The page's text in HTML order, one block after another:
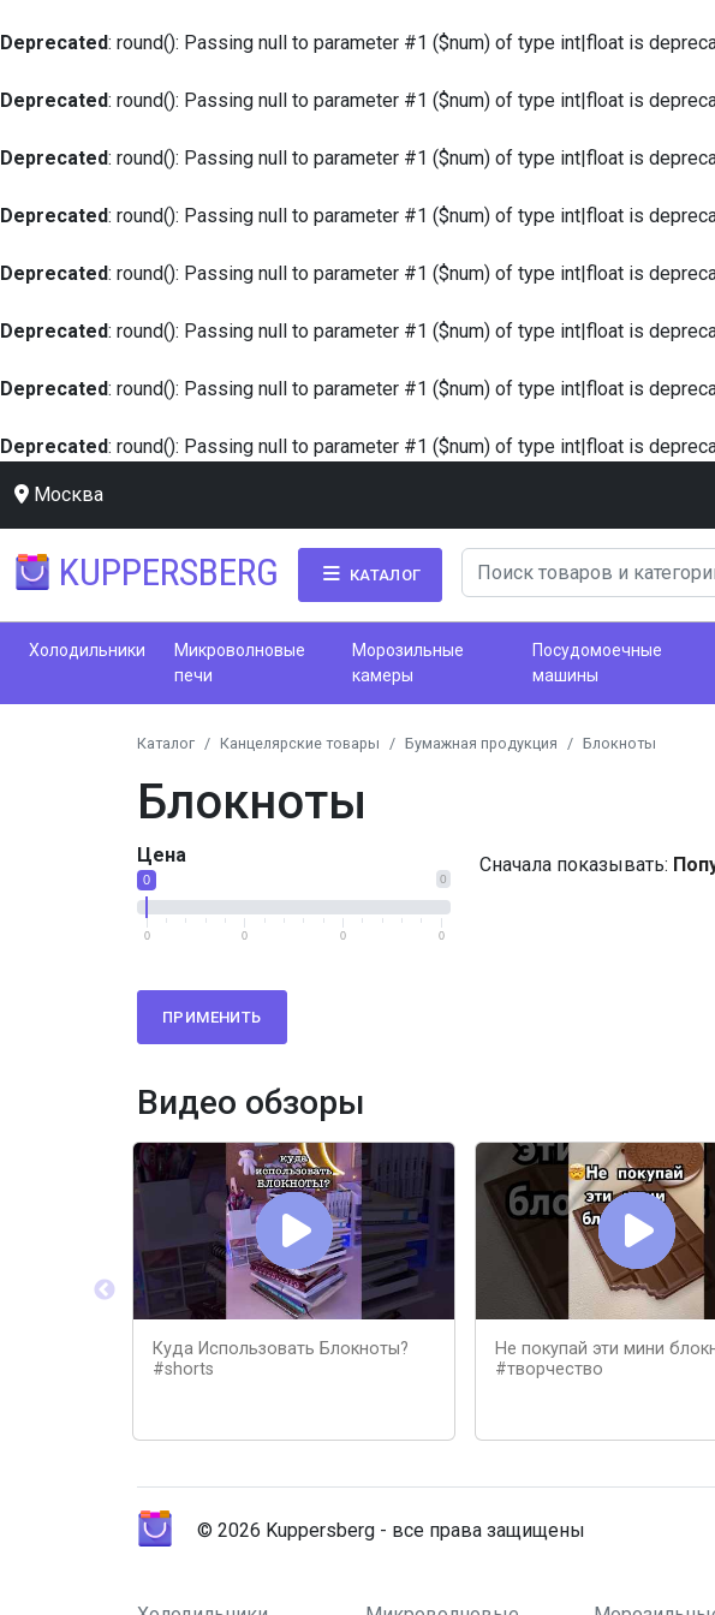
Deprecated: round(): Passing null to parameter #1 ($num) of type int|float is
Deprecated: round(): Passing null to parameter #1 ($num) of type int|float is
Deprecated: round(): Passing null to parameter #1 ($num) of type int|float is
Deprecated: round(): Passing null to parameter #1 ($num) of type int|float is
Deprecated: round(): Passing null to parameter #1 ($num) of type int|float is
Deprecated: round(): Passing null to parameter #1 ($num) of type int|float is
Deprecated: round(): Passing null to parameter #1 ($num) of type int|float is
Deprecated: round(): Passing null to parameter #1 ($num) of type int|float is
Москва
KUPPERSBERG КАТАЛОГ
Холодильники
Микроволновые
печи
Морозильные
камеры
Посудомоечные
машины
Каталог Канцелярские товары Бумажная продукция Блокноты
Блокноты
Цена
0
0
0 0 0 0
ПРИМЕНИТЬ
Сначала показывать:
Видео обзоры
Куда Использовать Блокноты?
#shorts
Не покупай эти мини
#творчество
© 2026 Kuppersberg - все права защищены